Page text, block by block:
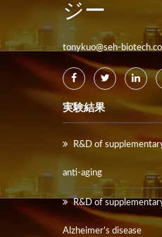
ジー
tonykuo@seh-
実験結果
R&D of
anti-aging
R&D of
Alzheimer’s disease